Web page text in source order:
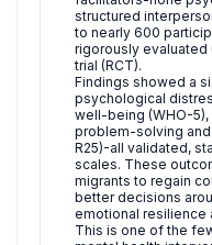
structured
to nearly 600
rigorously evaluated
trial (RCT).
Findings showed a
psychological
well-being (WHO-
problem-solving and
R25)-all validated,
scales. These
migrants to regain
better decisions
emotional resilience
This is one of the